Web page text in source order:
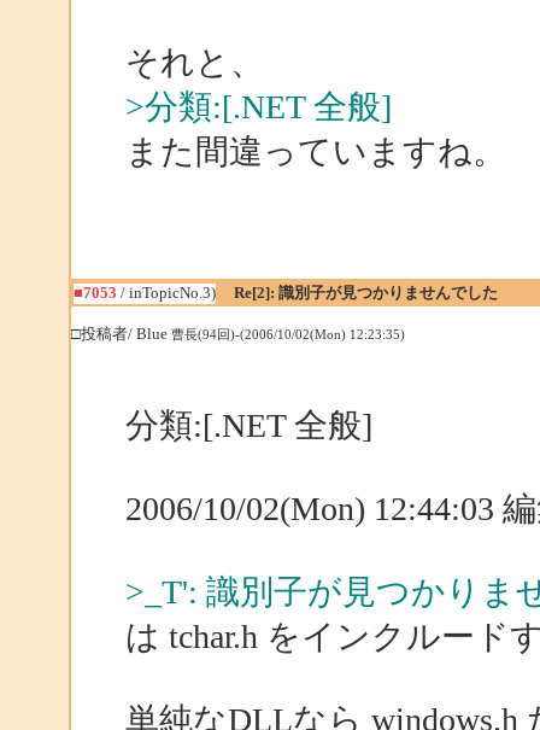
それと、
>分類:[.NET 全般]
また間違っていますね。
■7053 / inTopicNo.3) Re[2]: 識別子が見つかりませんでした
□投稿者/ Blue 曹長(94回)-(2006/10/02(Mon) 12:23:35)
分類:[.NET 全般]
2006/10/02(Mon) 12:44:03
>_T': 識別子が見つかりま
は tchar.h をインクルード
単純なDLLなら windows.h